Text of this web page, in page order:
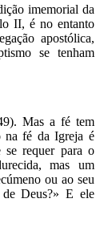
imemorial da
II, é no entanto
apostólica,
se tenham
Mas a fé tem
na fé da Igreja é
requer para o
mas um
ou ao seu
Deus?» E ele